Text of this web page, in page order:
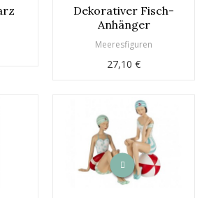
Dekorativer Fisch-
Anhänger
Meeresfiguren
27,10 €